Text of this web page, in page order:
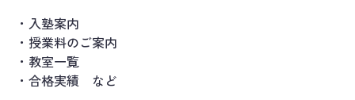
入塾案内
授業料のご案内
教室一覧
合格実績 など